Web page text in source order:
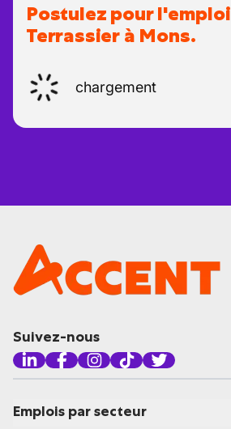
Postulez pour l'emploi
Terrassier à Mons.
chargement
Suivez-nous
Emplois par secteur